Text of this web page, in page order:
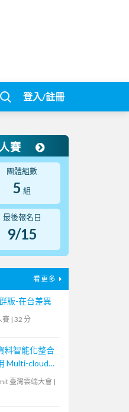
登入/註冊
賽
團體組數
5 組
最後報名日
9/15
看更多
版-在台差異
賽 | 32 分
料智能化整合
Multi-cloud
ETL 和
價值創造
臺灣雲端大會 |